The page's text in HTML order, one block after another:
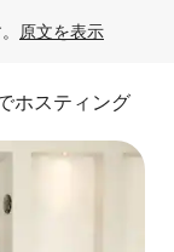
原文を表示
ホスティング